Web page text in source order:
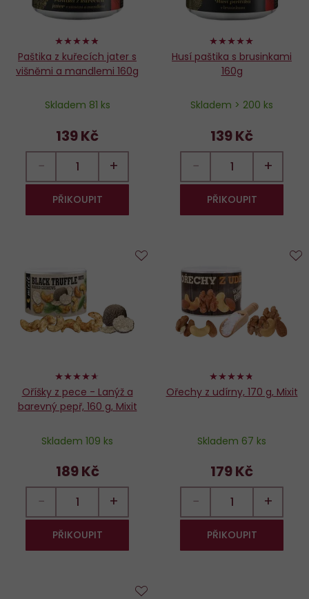
96%
Paštika z kuřecích jater s
višněmi a mandlemi 160g
Skladem 81 ks
139 Kč
− +
PŘIKOUPIT
98%
Husí paštika s brusinkami
160g
Skladem > 200 ks
139 Kč
− +
PŘIKOUPIT
92%
Oříšky z pece - Lanýž a
barevný pepř, 160 g, Mixit
Skladem 109 ks
189 Kč
− +
PŘIKOUPIT
oblíbených
94%
Ořechy z udírny, 170 g, Mixit
Skladem 67 ks
179 Kč
− +
PŘIKOUPIT